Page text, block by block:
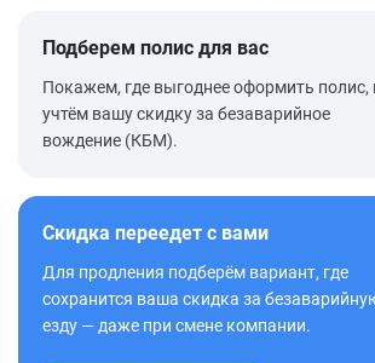
Подберем полис для вас
Покажем, где выгоднее оформить полис,
учтём вашу скидку за безаварийное
вождение (КБМ).
Скидка переедет с вами
Для продления подберём вариант, где
сохранится ваша скидка за
езду — даже при смене компании.